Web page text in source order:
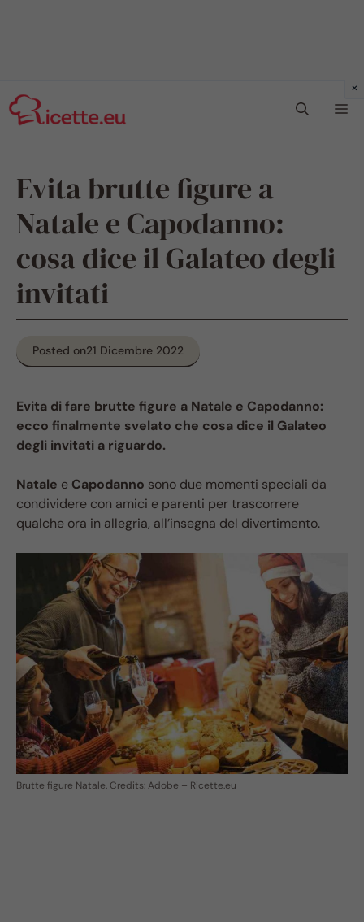
al
contenuto
Evita brutte figure a
Natale e Capodanno:
cosa dice il Galateo degli
invitati
Posted on21 Dicembre 2022
Evita di fare brutte figure a Natale e Capodanno:
ecco finalmente svelato che cosa dice il Galateo
degli invitati a riguardo.
Natale e Capodanno sono due momenti speciali da
condividere con amici e parenti per trascorrere
qualche ora in allegria, all’insegna del divertimento.
Brutte figure Natale. Credits: Adobe – Ricette.eu